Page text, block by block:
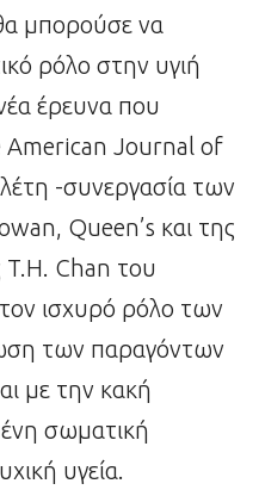
μπορούσε να
ρόλο στην υγιή
έρευνα που
American Journal of
-συνεργασία των
Queen’s και της
T.H. Chan του
ισχυρό ρόλο των
των παραγόντων
με την κακή
σωματική
υγεία.